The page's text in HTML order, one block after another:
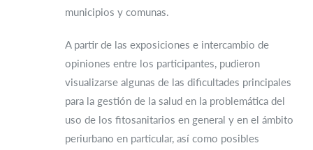
municipios y comunas.
A partir de las exposiciones e intercambio de
opiniones entre los participantes, pudieron
visualizarse algunas de las dificultades principales
para la gestión de la salud en la problemática del
uso de los fitosanitarios en general y en el ámbito
periurbano en particular, así como posibles